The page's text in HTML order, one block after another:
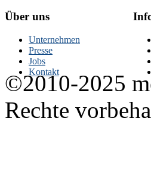
Über uns
Unternehmen
Presse
Jobs
Kontakt
©2010-2025
Rechte